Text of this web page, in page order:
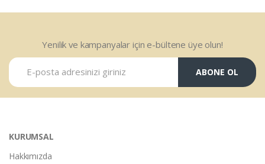
Yenilik ve kampanyalar için e-bültene üye olun!
ABONE OL
KURUMSAL
Hakkımızda